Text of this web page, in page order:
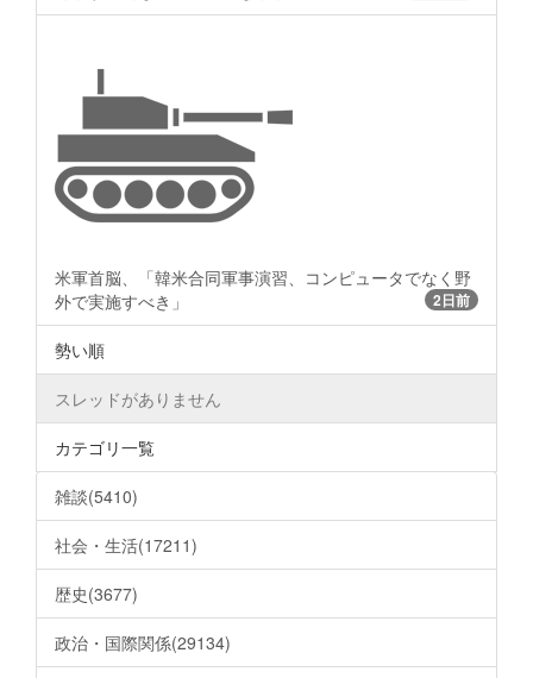
米軍首脳、「韓米合同軍事演習、コンピュータでなく野
外で実施すべき」
2日前
勢い順
スレッドがありません
カテゴリ一覧
雑談(5410)
社会・生活(17211)
歴史(3677)
政治・国際関係(29134)